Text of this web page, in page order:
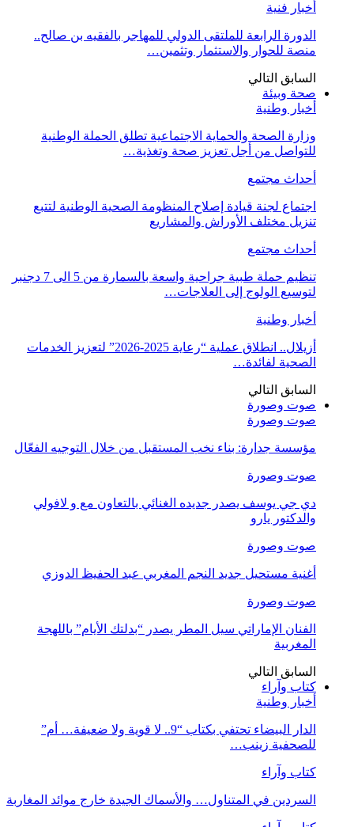
أخبار فنية
الدورة الرابعة للملتقى الدولي للمهاجر بالفقيه بن صالح..
منصة للحوار والاستثمار وتثمين…
السابق التالي
صحة وبيئة
أخبار وطنية
وزارة الصحة والحماية الاجتماعية تطلق الحملة الوطنية
للتواصل من أجل تعزيز صحة وتغذية…
أحداث مجتمع
اجتماع لجنة قيادة إصلاح المنظومة الصحية الوطنية لتتبع
تنزيل مختلف الأوراش والمشاريع
أحداث مجتمع
تنظيم حملة طبية جراحية واسعة بالسمارة من 5 الى 7 دجنبر
لتوسيع الولوج إلى العلاجات…
أخبار وطنية
أزيلال.. انطلاق عملية “رعاية 2025-2026” لتعزيز الخدمات
الصحية لفائدة…
السابق التالي
صوت وصورة
صوت وصورة
مؤسسة جدارة: بناء نخب المستقبل من خلال التوجيه الفعّال
صوت وصورة
دي جي يوسف يصدر جديده الغنائي بالتعاون مع و لافولي
والدكتور يارو
صوت وصورة
أغنية مستحيل جديد النجم المغربي عبد الحفيظ الدوزي
صوت وصورة
الفنان الإماراتي سيل المطر يصدر “بدلتك الأيام” باللهجة
المغربية
السابق التالي
كتاب وآراء
أخبار وطنية
الدار البيضاء تحتفي بكتاب “9.. لا قوية ولا ضعيفة… أم”
للصحفية زينب…
كتاب وآراء
السردين في المتناول… والأسماك الجيدة خارج موائد المغاربة